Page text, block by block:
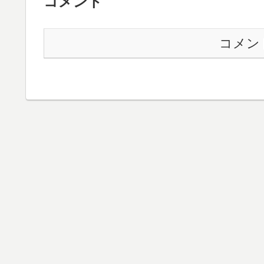
コメン